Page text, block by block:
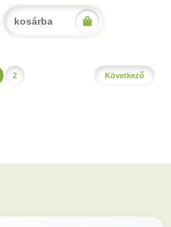
kosárba
2 Következő